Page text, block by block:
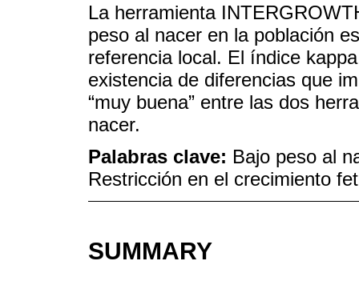
La herramienta
peso al nacer en la población
referencia local. El índice
existencia de diferencias que
“muy buena” entre las dos
nacer.
Palabras clave: Bajo peso al
Restricción en el crecimiento
SUMMARY